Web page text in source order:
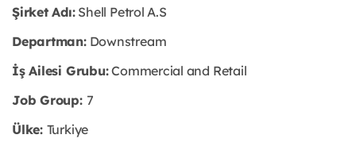
Şirket Adı:Shell Petrol A.S
Departman:Downstream
İş Ailesi Grubu:Commercial and Retail
Job Group: 7
Ülke: Turkiye